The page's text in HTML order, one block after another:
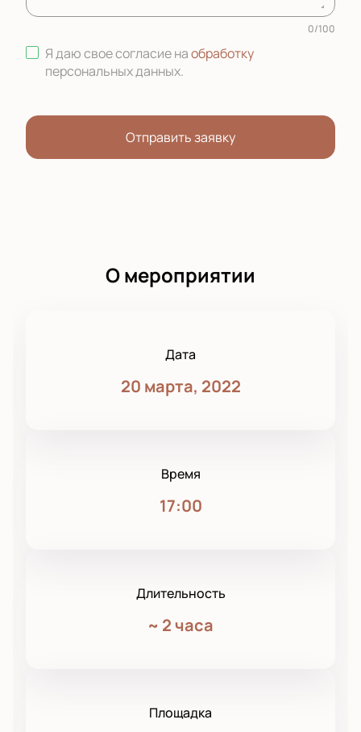
0/100
Я даю свое согласие наобработку
персональных данных.
Отправить заявку
О мероприятии
Дата
20 марта, 2022
Время
17:00
Длительность
~ 2 часа
Площадка